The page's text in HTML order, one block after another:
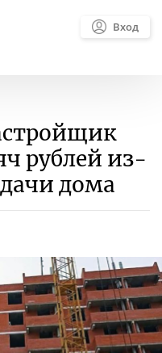
Вход
рублей из-
дома